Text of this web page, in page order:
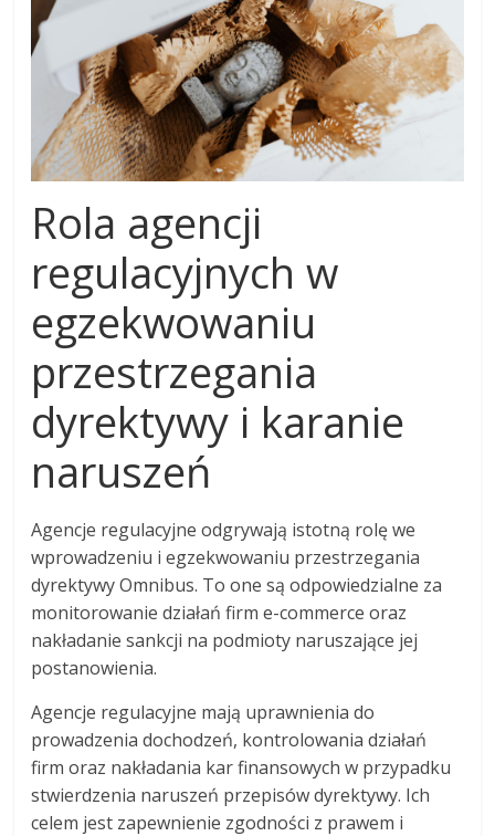
Rola agencji
regulacyjnych w
egzekwowaniu
przestrzegania
dyrektywy i karanie
naruszeń
Agencje regulacyjne odgrywają istotną rolę we
wprowadzeniu i egzekwowaniu przestrzegania
dyrektywy Omnibus. To one są odpowiedzialne za
monitorowanie działań firm e-commerce oraz
nakładanie sankcji na podmioty naruszające jej
postanowienia.
Agencje regulacyjne mają uprawnienia do
prowadzenia dochodzeń, kontrolowania działań
firm oraz nakładania kar finansowych w przypadku
stwierdzenia naruszeń przepisów dyrektywy. Ich
celem jest zapewnienie zgodności z prawem i